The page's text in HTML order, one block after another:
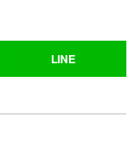
LINE